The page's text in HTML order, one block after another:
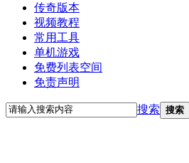
传奇版本
视频教程
常用工具
单机游戏
免费列表空间
免责声明
搜索 搜索